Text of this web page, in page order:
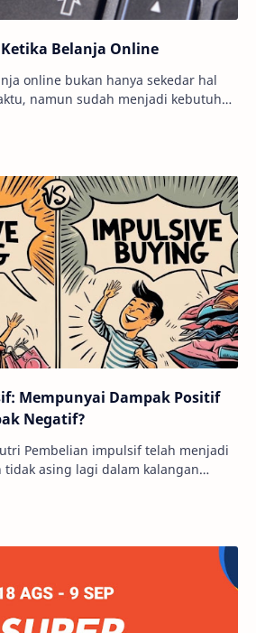
Belanja Online
online bukan hanya sekedar hal
namun sudah menjadi kebutuhan
Mempunyai Dampak Positif
Negatif?
Pembelian impulsif telah menjadi
asing lagi dalam kalangan